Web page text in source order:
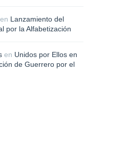
en Lanzamiento del
por la Alfabetización
en Unidos por Ellos en
de Guerrero por el